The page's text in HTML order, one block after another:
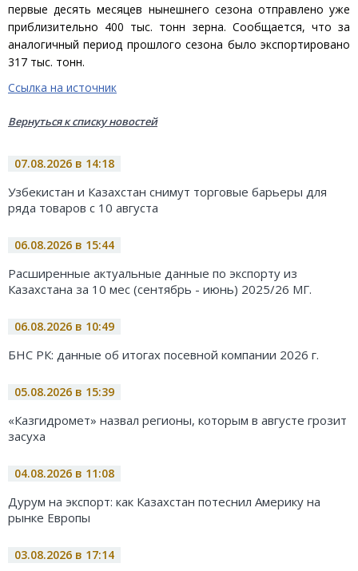
первые десять месяцев нынешнего сезона отправлено уже
приблизительно 400 тыс. тонн зерна. Сообщается, что за
аналогичный период прошлого сезона было экспортировано
317 тыс. тонн.
Ссылка на источник
Вернуться к списку новостей
07.08.2026 в 14:18
Узбекистан и Казахстан снимут торговые барьеры для
ряда товаров с 10 августа
06.08.2026 в 15:44
Расширенные актуальные данные по экспорту из
Казахстана за 10 мес (сентябрь - июнь) 2025/26 МГ.
06.08.2026 в 10:49
БНС РК: данные об итогах посевной компании 2026 г.
05.08.2026 в 15:39
«Казгидромет» назвал регионы, которым в августе грозит
засуха
04.08.2026 в 11:08
Дурум на экспорт: как Казахстан потеснил Америку на
рынке Европы
03.08.2026 в 17:14